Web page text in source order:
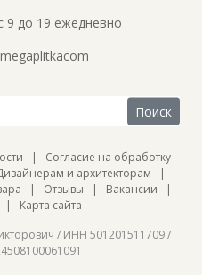
9 до 19 ежедневно
| Согласие на обработку
и архитекторам |
| Отзывы | Вакансии |
| Карта сайта
/ ИНН 501201511709 /